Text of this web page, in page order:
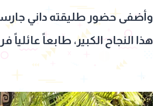
وأضفى حضور طليقته داني
هذا النجاح الكبير، طابعاً عائلياً